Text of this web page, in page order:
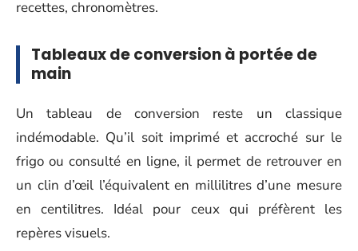
recettes, chronomètres.
Tableaux de conversion à portée de
main
Un tableau de conversion reste un classique
indémodable. Qu’il soit imprimé et accroché sur le
frigo ou consulté en ligne, il permet de retrouver en
un clin d’œil l’équivalent en millilitres d’une mesure
en centilitres. Idéal pour ceux qui préfèrent les
repères visuels.